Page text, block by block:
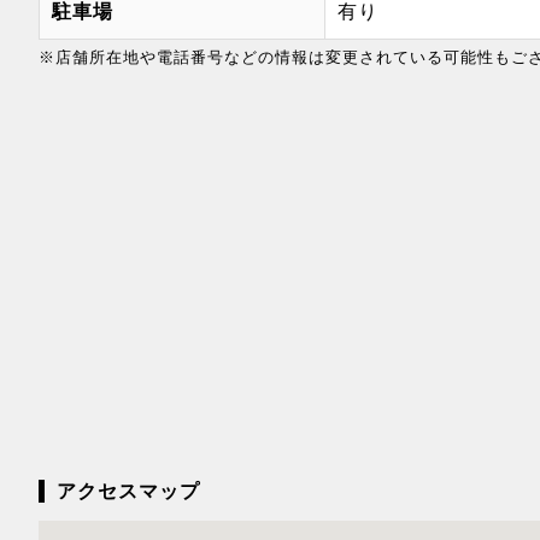
駐車場 有り
※店舗所在地や電話番号などの情報は変更されている可能性もご
アクセスマップ